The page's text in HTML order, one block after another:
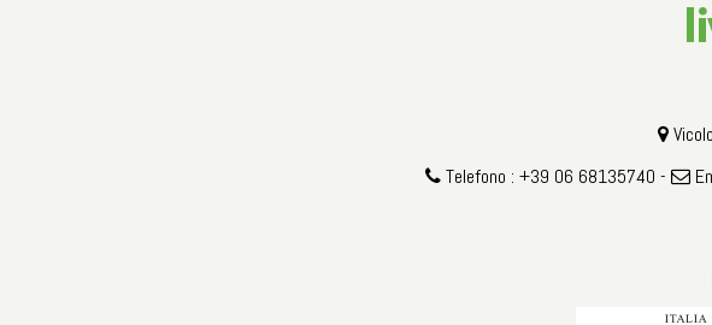
Telefono : +39 06 68135740 -